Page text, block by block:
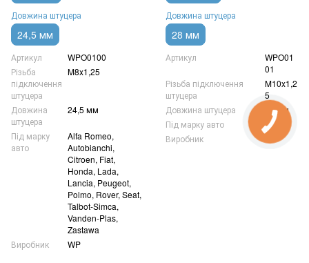
Довжина штуцера
24,5 мм
Артикул
WPO0100
Різьба
підключення
штуцера
M8x1,25
Довжина
штуцера
24,5 мм
Під марку
авто
Alfa Romeo,
Autobianchi,
Citroen, Fiat,
Honda, Lada,
Lancia, Peugeot,
Polmo, Rover, Seat,
Talbot-Simca,
Vanden-Plas,
Zastawa
Виробник
WP
Довжина штуцера
28 мм
Артикул
WPO01
01
Різьба підключення
штуцера
M10x1,2
5
Довжина штуцера
28 мм
Під марку авто
Honda
Виробник